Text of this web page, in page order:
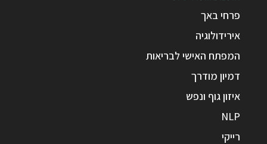
פרחי באך
אירידולוגיה
המפתח האישי לבריאות
דמיון מודרך
איזון גוף ונפש
NLP
רייקי